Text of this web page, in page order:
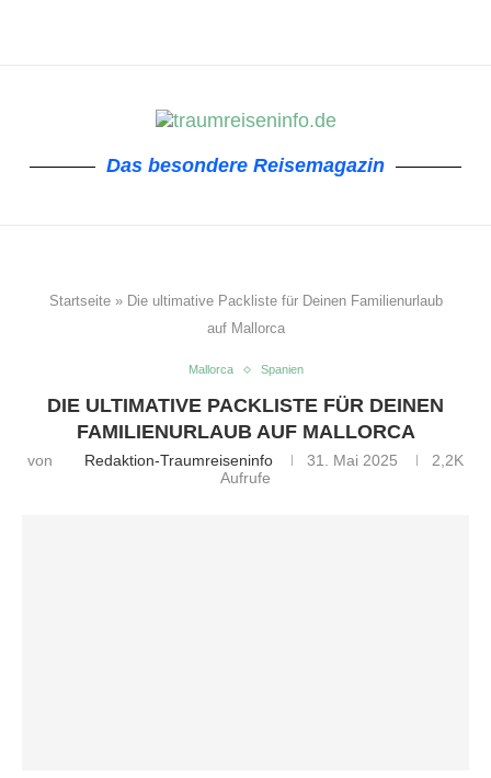
Das besondere Reisemagazin
Startseite» Die ultimative Packliste für Deinen Familienurlaub
auf Mallorca
Mallorca Spanien
DIE ULTIMATIVE PACKLISTE FÜR DEINEN
FAMILIENURLAUB AUF MALLORCA
von Redaktion-Traumreiseninfo 31. Mai 2025
2,2K
Aufrufe